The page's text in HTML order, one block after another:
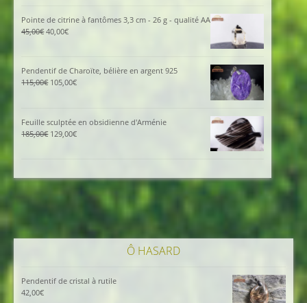
96,00€.
est :
86,00€.
Pointe de citrine à fantômes 3,3 cm - 26 g - qualité AA
45,00€Le
était :
45,00€.
40,00€Le
est :
40,00€.
Pendentif de Charoïte, bélière en argent 925
115,00€ Le
115,00€.
105,00€Le
105,00€.
Feuille sculptée en obsidienne d'Arménie
185,00€ Le
185,00€.
129,00€Le
129,00€.
Ô HASARD
Pendentif de cristal à rutile
42,00€